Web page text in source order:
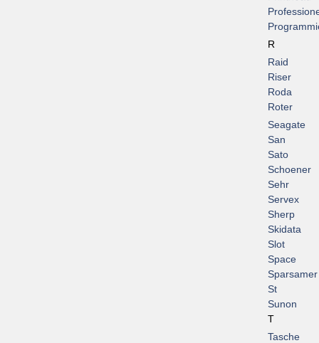
R
Raid
Riser
Roda
Roter
Seagate
San
Sato
Schoener
Sehr
Servex
Sherp
Skidata
Slot
Space
Sparsamer
St
Sunon
T
Tasche